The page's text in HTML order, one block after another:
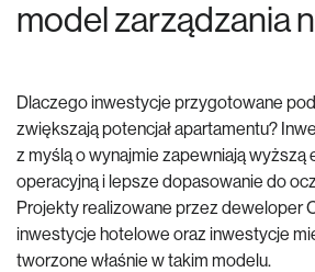
model zarządzania
Dlaczego inwestycje przygotowane
zwiększają potencjał apartamentu?
z myślą o wynajmie zapewniają
operacyjną i lepsze dopasowanie do
Projekty realizowane przez deweloper
inwestycje hotelowe oraz inwestycje
tworzone właśnie w takim modelu.